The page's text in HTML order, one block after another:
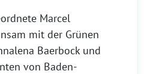
Marcel
mit der Grünen
Baerbock und
von Baden-